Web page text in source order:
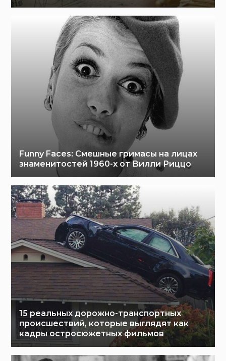
Funny Faces: Cмешные гримасы на лицах
знаменитостей 1960-х от Вилли Риццо
15 реальных дорожно-транспортных
происшествий, которые выглядят как
кадры остросюжетных фильмов